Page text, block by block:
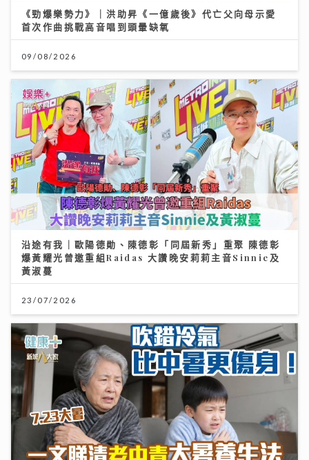
《勁爆樂勢力》｜洪助昇《一億歲後》代亡父向母示愛
首次作曲挑戰高音唱到頭暈缺氧
09/08/2026
沿途有我｜歐陽德勛、陳德彰「同屆新秀」重聚 陳德彰
爆黃耀光曾邀重組Raidas 大讚晚安莉莉主音Sinnie及
黃淑蔓
23/07/2026